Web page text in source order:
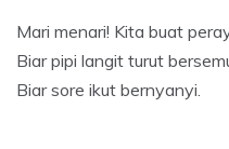
Mari menari! Kita buat
Biar pipi langit turut
Biar sore ikut bernyanyi.